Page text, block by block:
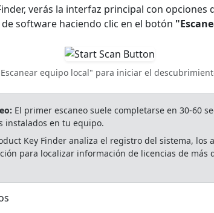
verás la interfaz principal con opciones
software haciendo clic en el botón
equipo local" para iniciar el
El primer escaneo suele completarse en 30-60
instalados en tu equipo.
Key Finder analiza el registro del sistema, los
para localizar información de licencias de más